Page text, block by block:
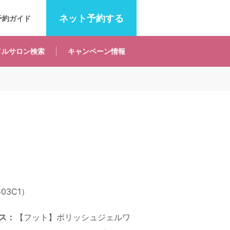
ネット予約する
サロン検索 キャンペーン情報
約ガイド
）
：
【フット】ポリッシュジェルワ